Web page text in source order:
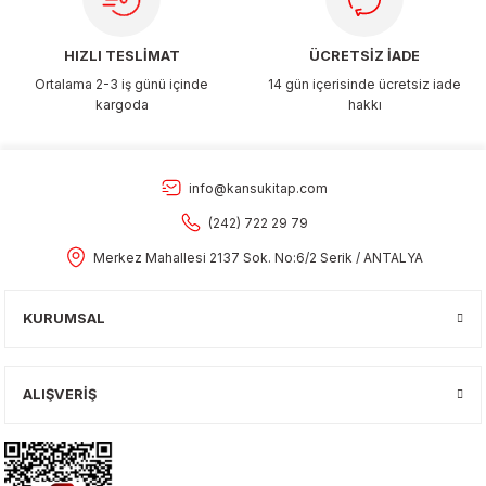
HIZLI TESLİMAT
Ortalama 2-3 iş günü içinde
kargoda
ÜCRETSİZ İADE
14 gün içerisinde ücretsiz iade
hakkı
info@kansukitap.com
(242) 722 29 79
Merkez Mahallesi 2137 Sok. No:6/2 Serik / ANTALYA
KURUMSAL
ALIŞVERİŞ